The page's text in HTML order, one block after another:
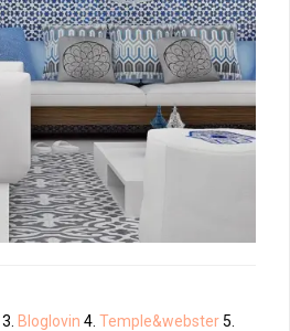
3. Bloglovin 4. Temple&webster5.